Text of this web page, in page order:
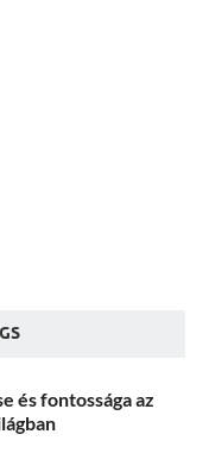
és fontossága az